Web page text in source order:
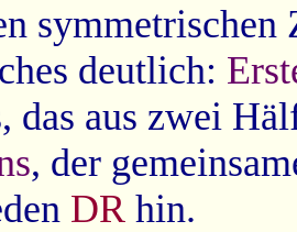
deutlich:
das aus zwei
, der
DR hin.